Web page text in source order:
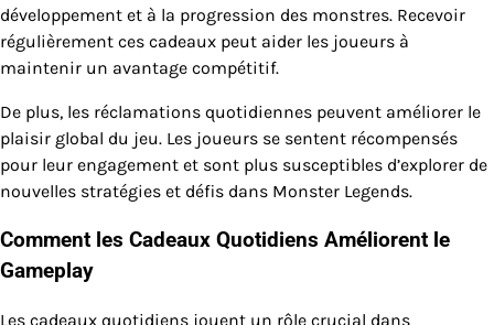
développement et à la progression des monstres. Recevoir
régulièrement ces cadeaux peut aider les joueurs à
maintenir un avantage compétitif.
De plus, les réclamations quotidiennes peuvent améliorer le
plaisir global du jeu. Les joueurs se sentent récompensés
pour leur engagement et sont plus susceptibles d’explorer de
nouvelles stratégies et défis dans Monster Legends.
Comment les Cadeaux Quotidiens Améliorent le
Gameplay
Les cadeaux quotidiens jouent un rôle crucial dans